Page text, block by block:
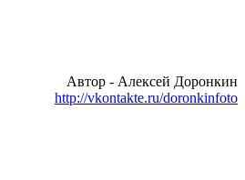
Автор - Алексей Доронкин
http://vkontakte.ru/doronkinfoto